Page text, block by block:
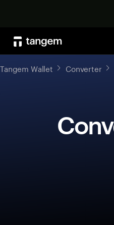
Tangem Wallet Converter